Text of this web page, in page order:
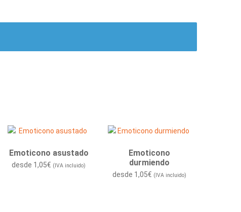
Emoticono asustado
desde 1,05€ (IVA incluido)
Emoticono
durmiendo
desde 1,05€ (IVA incluido)